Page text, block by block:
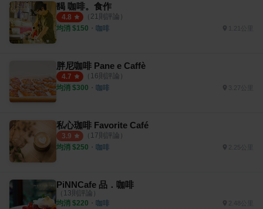
馤 咖啡。食作
4.8 （ 21 則評論）
均消 $150 ・ 咖啡
胖尼咖啡 Pane e Caffè
4.7 （ 16則評論）
均消 $300 ・ 咖啡
私心珈啡 Favorite Café
3.9 （ 17則評論）
均消 $250 ・ 咖啡 2.25公里
PiNNCafe 品．咖啡
（ 13則評論）
均消 $220 ・ 咖啡